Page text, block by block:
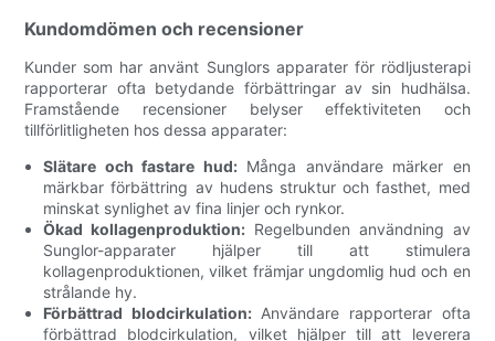
Kundomdömen och recensioner
Kunder som har använt Sunglors apparater för rödljusterapi
rapporterar ofta betydande förbättringar av sin hudhälsa.
Framstående recensioner belyser effektiviteten och
tillförlitligheten hos dessa apparater:
Slätare och fastare hud:Många användare märker en
märkbar förbättring av hudens struktur och fasthet, med
minskat synlighet av fina linjer och rynkor.
Ökad kollagenproduktion: Regelbunden användning av
Sunglor-apparater hjälper till att stimulera
kollagenproduktionen, vilket främjar ungdomlig hud och en
strålande hy.
Förbättrad blodcirkulation:Användare rapporterar ofta
förbättrad blodcirkulation, vilket hjälper till att leverera